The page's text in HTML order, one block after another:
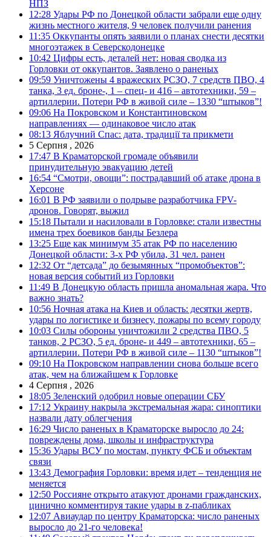
НПЗ
12:28 Удары РФ по Донецкой области забрали еще одну
жизнь местного жителя, 9 человек получили ранения
11:35 Оккупанты опять заявили о планах снести десятки
многоэтажек в Северскодонецке
10:42 Цифры есть, деталей нет: новая сводка из
Горловки от оккупантов. Заявлено о раненых
09:59 Уничтожены 4 вражеских РСЗО, 7 средств ПВО, 4
танка, 3 ед. броне-, 1 – спец- и 416 – автотехники, 59 –
артиллерии. Потери РФ в живой силе – 1330 “штыков”!
09:06 На Покровском и Константиновском
направлениях — одинаковое число атак
08:13 Яблучний Спас: дата, традиції та прикмети
5 Серпня , 2026
17:47 В Краматорской громаде объявили
принудительную эвакуацию детей
16:54 “Смотри, овощи”: пострадавший об атаке дрона в
Херсоне
16:01 В РФ заявили о подрыве разработчика FPV-
дронов. Говорят, выжил
15:18 Пытали и насиловали в Горловке: стали известны
имена трех боевиков банды Безлера
13:25 Еще как минимум 35 атак РФ по населению
Донецкой области: 3-х РФ убила, 31 чел. ранен
12:32 От “детсада” до безымянных “промобъектов”:
новая версия событий из Горловки
11:49 В Донецкую область пришла аномальная жара. Что
важно знать?
10:56 Ночная атака на Киев и область: десятки жертв,
удары по логистике и бизнесу, пожары по всему городу
10:03 Силы обороны уничтожили 2 средства ПВО, 5
танков, 2 РСЗО, 5 ед. броне- и 449 – автотехники, 65 –
артиллерии. Потери РФ в живой силе – 1130 “штыков”!
09:10 На Покровском направлении снова больше всего
атак, чем на ближайшем к Горловке
4 Серпня , 2026
18:05 Зеленский одобрил новые операции СБУ
17:12 Украину накрыла экстремальная жара: синоптики
назвали дату облегчения
16:29 Число раненых в Краматорске выросло до 24:
повреждены дома, школы и инфраструктура
15:36 Удары ВСУ по мостам, пункту ФСБ и объектам
связи
13:43 Демография Горловки: время идет – тенденция не
меняется
12:50 Россияне открыто атакуют дронами гражданских,
цинично комментируя такие удары в z-пабликах
12:07 Авиаудар по центру Краматорска: число раненых
выросло до 21-го человека!